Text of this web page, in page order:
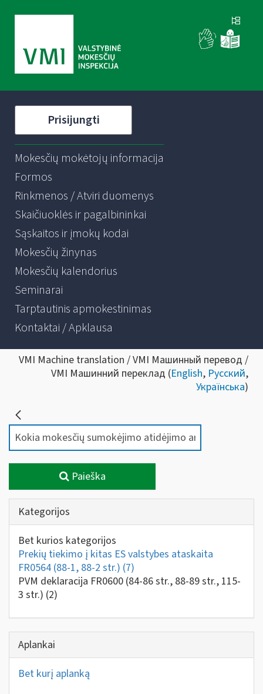
Prisijungti
Mokesčių mokėtojų informacija
Formos
Rinkmenos / Atviri duomenys
Skaičiuoklės ir pagalbininkai
Sąskaitos ir įmokų kodai
Mokesčių žinynas
Mokesčių kalendorius
Seminarai
Tarptautinis apmokestinimas
Kontaktai / Apklausa
VMI Machine translation / VMI Машинный перевод /
VMI Машинний переклад (English, Русский,
Українська)
Paieška
Kategorijos
Bet kurios kategorijos
Prekių tiekimo į kitas ES valstybes ataskaita
FR0564 (88-1, 88-2 str.) (7)
PVM deklaracija FR0600 (84-86 str., 88-89 str., 115-
3 str.) (2)
Aplankai
Bet kurį aplanką